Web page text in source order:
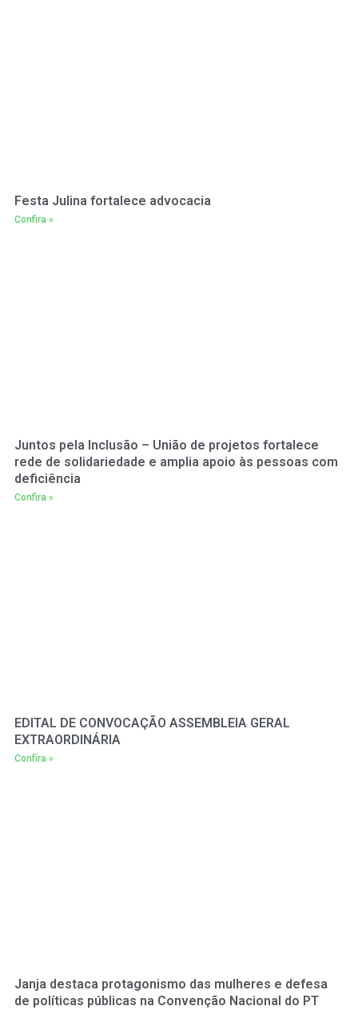
Festa Julina fortalece advocacia
Confira »
Juntos pela Inclusão – União de projetos fortalece
rede de solidariedade e amplia apoio às pessoas com
deficiência
Confira »
EDITAL DE CONVOCAÇÃO ASSEMBLEIA GERAL
EXTRAORDINÁRIA
Confira »
Janja destaca protagonismo das mulheres e defesa
de políticas públicas na Convenção Nacional do PT